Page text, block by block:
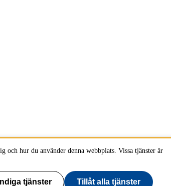
och hur du använder denna webbplats. Vissa tjänster är
tjänster Tillåt alla tjänster